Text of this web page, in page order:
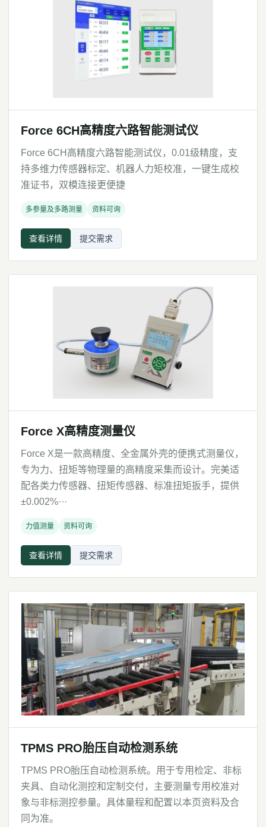
Force 6CH高精度六路智能测试仪
Force 6CH高精度六路智能测试仪，0.01级精度，支
持多维力传感器标定、机器人力矩校准，一键生成校
准证书，双模连接更便捷
多参量及多路测量 资料可询
查看详情 提交需求
Force X高精度测量仪
Force X是一款高精度、全金属外壳的便携式测量仪，
专为力、扭矩等物理量的高精度采集而设计。完美适
配各类力传感器、扭矩传感器、标准扭矩扳手，提供
±0.002%···
力值测量 资料可询
查看详情 提交需求
TPMS PRO胎压自动检测系统
TPMS PRO胎压自动检测系统。用于专用检定、非标
夹具、自动化测控和定制交付，主要测量专用校准对
象与非标测控参量。具体量程和配置以本页资料及合
同为准。